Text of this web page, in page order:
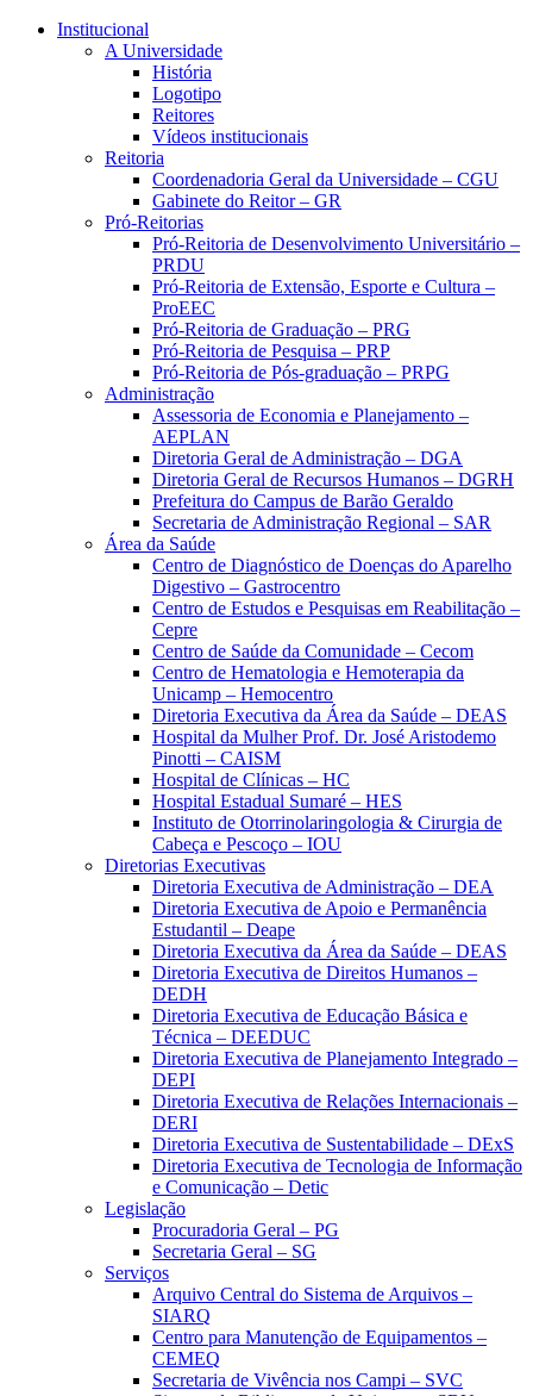
Conteúdo principal
Institucional
A Universidade
História
Logotipo
Reitores
Vídeos institucionais
Reitoria
Coordenadoria Geral da Universidade – CGU
Gabinete do Reitor – GR
Pró-Reitorias
Pró-Reitoria de Desenvolvimento Universitário –
PRDU
Pró-Reitoria de Extensão, Esporte e Cultura –
ProEEC
Pró-Reitoria de Graduação – PRG
Pró-Reitoria de Pesquisa – PRP
Pró-Reitoria de Pós-graduação – PRPG
Administração
Assessoria de Economia e Planejamento –
AEPLAN
Diretoria Geral de Administração – DGA
Diretoria Geral de Recursos Humanos – DGRH
Prefeitura do Campus de Barão Geraldo
Secretaria de Administração Regional – SAR
Área da Saúde
Centro de Diagnóstico de Doenças do Aparelho
Digestivo – Gastrocentro
Centro de Estudos e Pesquisas em Reabilitação –
Cepre
Centro de Saúde da Comunidade – Cecom
Centro de Hematologia e Hemoterapia da
Unicamp – Hemocentro
Diretoria Executiva da Área da Saúde – DEAS
Hospital da Mulher Prof. Dr. José Aristodemo
Pinotti – CAISM
Hospital de Clínicas – HC
Hospital Estadual Sumaré – HES
Instituto de Otorrinolaringologia & Cirurgia de
Cabeça e Pescoço – IOU
Diretorias Executivas
Diretoria Executiva de Administração – DEA
Diretoria Executiva de Apoio e Permanência
Estudantil – Deape
Diretoria Executiva da Área da Saúde – DEAS
Diretoria Executiva de Direitos Humanos –
DEDH
Diretoria Executiva de Educação Básica e
Técnica – DEEDUC
Diretoria Executiva de Planejamento Integrado –
DEPI
Diretoria Executiva de Relações Internacionais –
DERI
Diretoria Executiva de Sustentabilidade – DExS
Diretoria Executiva de Tecnologia de Informação
e Comunicação – Detic
Legislação
Procuradoria Geral – PG
Secretaria Geral – SG
Serviços
Arquivo Central do Sistema de Arquivos –
SIARQ
Centro para Manutenção de Equipamentos –
CEMEQ
Secretaria de Vivência nos Campi – SVC